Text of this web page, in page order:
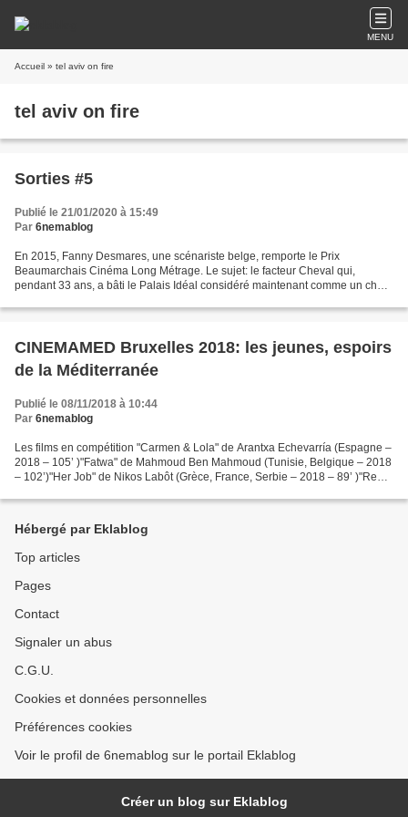
MENU
Accueil » tel aviv on fire
tel aviv on fire
Sorties #5
Publié le 21/01/2020 à 15:49
Par 6nemablog
En 2015, Fanny Desmares, une scénariste belge, remporte le Prix
Beaumarchais Cinéma Long Métrage. Le sujet: le facteur Cheval qui,
pendant 33 ans, a bâti le Palais Idéal considéré maintenant comme un chef-
CINEMAMED Bruxelles 2018: les jeunes, espoirs
de la Méditerranée
Publié le 08/11/2018 à 10:44
Par 6nemablog
Les films en compétition "Carmen & Lola" de Arantxa Echevarría (Espagne –
2018 – 105’ )"Fatwa" de Mahmoud Ben Mahmoud (Tunisie, Belgique – 2018
– 102’)"Her Job" de Nikos Labôt (Grèce, France, Serbie – 2018 – 89’ )"Red
Hébergé par Eklablog
Top articles
Pages
Contact
Signaler un abus
C.G.U.
Cookies et données personnelles
Préférences cookies
Voir le profil de 6nemablog sur le portail Eklablog
Créer un blog sur Eklablog